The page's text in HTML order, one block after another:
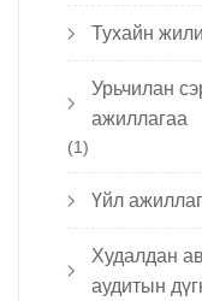
Тухайн
Урьчилан
ажиллагаа
(1)
Үйл
Худалдан
аудитын